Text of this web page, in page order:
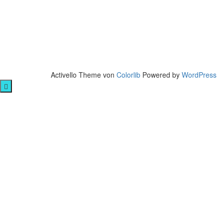
Activello Theme von Colorlib Powered by WordPress